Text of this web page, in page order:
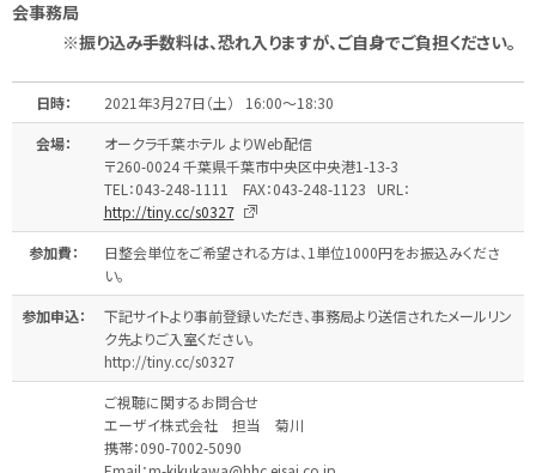
会事務局
※振り込み手数料は、恐れ入りますが、ご自身でご負担ください。
日時：
2021年3月27日（土） 16:00～18:30
会場：
オークラ千葉ホテル よりWeb配信
〒260-0024 千葉県千葉市中央区中央港1-13-3
TEL：043-248-1111 FAX：043-248-1123 URL：
http://tiny.cc/s0327
参加費：
日整会単位をご希望される方は、1単位1000円をお振込みくださ
い。
参加申込：
下記サイトより事前登録いただき、事務局より送信されたメールリン
ク先よりご入室ください。
http://tiny.cc/s0327
ご視聴に関するお問合せ
エーザイ株式会社 担当 菊川
携帯：090-7002-5090